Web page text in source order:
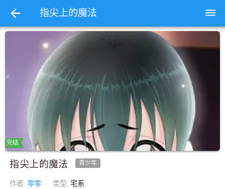
指尖上的魔法 dehaze
完结
指尖上的魔法 青少年
作者:零零 类型:宅系